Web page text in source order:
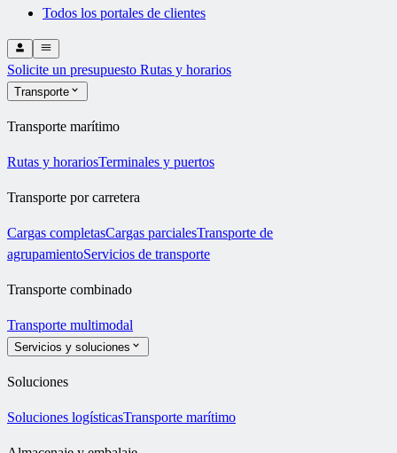
Todos los portales de clientes
Solicite un presupuesto Rutas y horarios
Transporte
Transporte marítimo
Rutas y horariosTerminales y puertos
Transporte por carretera
Cargas completasCargas parcialesTransporte de
agrupamientoServicios de transporte
Transporte combinado
Transporte multimodal
Servicios y soluciones
Soluciones
Soluciones logísticasTransporte marítimo